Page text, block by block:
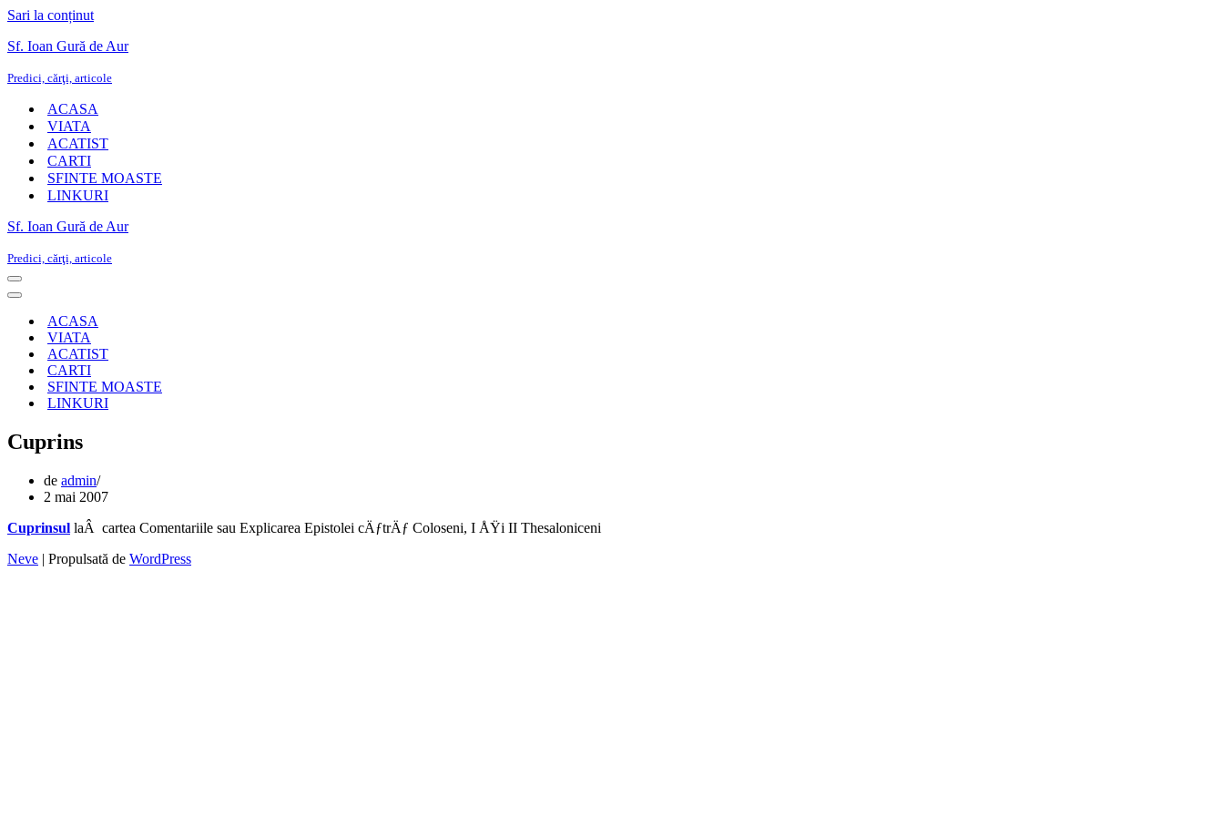
Sari la conținut
Sf. Ioan Gură de Aur
Predici, cărţi, articole
ACASA
VIATA
ACATIST
CARTI
SFINTE MOASTE
LINKURI
Sf. Ioan Gură de Aur
Predici, cărţi, articole
Meniu
de
Meniu
navigareACASA
VIATA
ACATIST
CARTI
SFINTE MOASTE
LINKURI
Cuprins
de admin
2 mai 2007
Cuprinsul laÂ cartea Comentariile sau Explicarea Epistolei cÄƒtrÄƒ Coloseni, I ÅŸi II Thesaloniceni
Neve | Propulsată de WordPress